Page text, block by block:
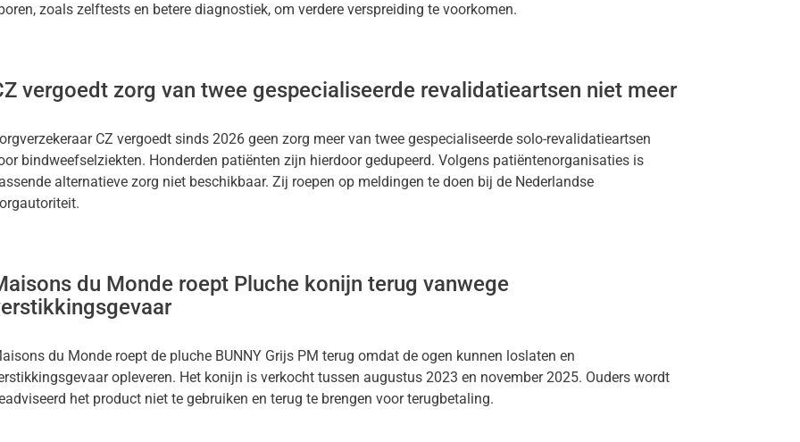
zoals zelftests en betere diagnostiek, om verdere verspreiding te voorkomen.
vergoedt zorg van twee gespecialiseerde revalidatieartsen niet meer
CZ vergoedt sinds 2026 geen zorg meer van twee gespecialiseerde solo-revalidatieartsen
bindweefselziekten. Honderden patiënten zijn hierdoor gedupeerd. Volgens patiëntenorganisaties is
alternatieve zorg niet beschikbaar. Zij roepen op meldingen te doen bij de Nederlandse
du Monde roept Pluche konijn terug vanwege
du Monde roept de pluche BUNNY Grijs PM terug omdat de ogen kunnen loslaten en
opleveren. Het konijn is verkocht tussen augustus 2023 en november 2025. Ouders wordt
het product niet te gebruiken en terug te brengen voor terugbetaling.